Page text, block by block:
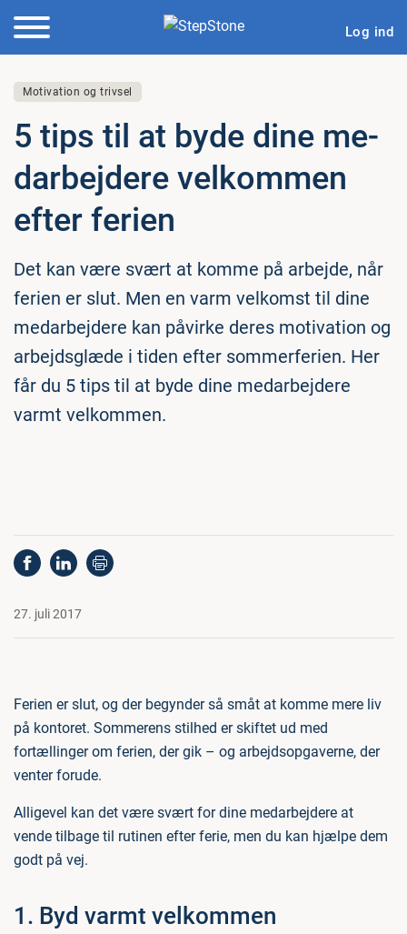
Log ind
Motivation og trivsel
5 tips til at byde dine me­
d­ar­bej­de­re velkommen
efter ferien
Det kan være svært at komme på arbejde, når
ferien er slut. Men en varm velkomst til dine
medarbejdere kan påvirke deres motivation og
arbejdsglæde i tiden efter sommerferien. Her
får du 5 tips til at byde dine medarbejdere
varmt velkommen.
27. juli 2017
Ferien er slut, og der begynder så småt at komme mere liv
på kontoret. Sommerens stilhed er skiftet ud med
fortællinger om ferien, der gik – og arbejdsopgaverne, der
venter forude.
Alligevel kan det være svært for dine medarbejdere at
vende tilbage til rutinen efter ferie, men du kan hjælpe dem
godt på vej.
1. Byd varmt velkommen